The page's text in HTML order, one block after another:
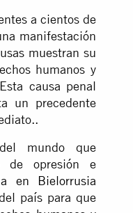
a cientos de
manifestación
muestran su
humanos y
causa penal
un precedente
mundo que
de opresión e
en Bielorrusia
país para que